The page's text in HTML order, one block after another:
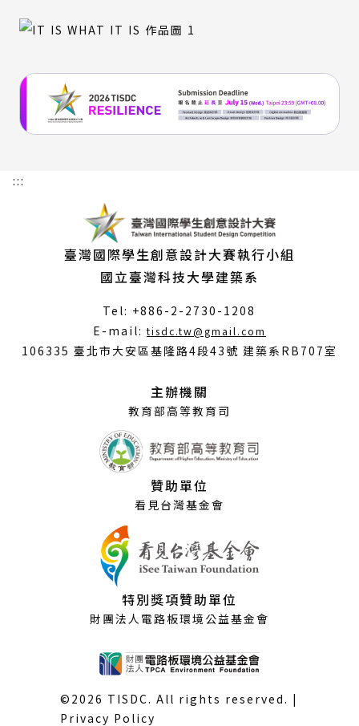
:::
臺灣國際學生創意設計大賽執行小組
國立臺灣科技大學建築系
Tel: +886-2-2730-1208
E-mail:tisdc.tw@gmail.com
開
106335 臺北市大安區基隆路4段43號 建築系RB707室
主辦機關
教育部高等教育司
贊助單位
看見台灣基金會
特別獎項贊助單位
財團法人電路板環境公益基金會
©2026 TISDC. All rights reserved. |
Privacy Policy